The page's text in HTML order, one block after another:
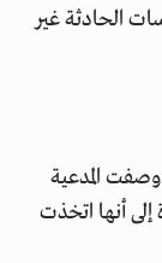
الحادثة غير
المدعية
أنها اتخذت